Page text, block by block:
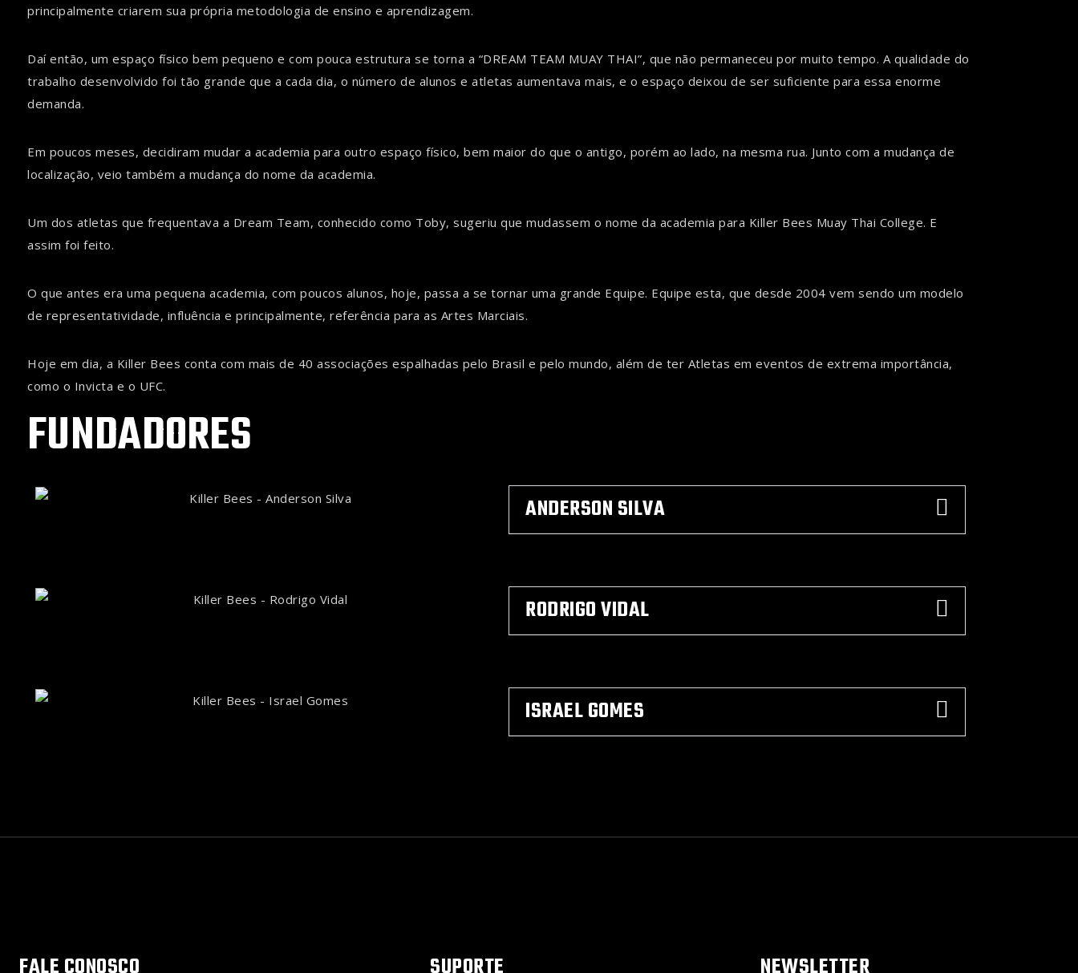
principalmente criarem sua própria metodologia de ensino e aprendizagem.
Daí então, um espaço físico bem pequeno e com pouca estrutura se torna a “DREAM TEAM MUAY THAI”, que não permaneceu por muito tempo. A qualidade do
trabalho desenvolvido foi tão grande que a cada dia, o número de alunos e atletas aumentava mais, e o espaço deixou de ser suficiente para essa enorme
demanda.
Em poucos meses, decidiram mudar a academia para outro espaço físico, bem maior do que o antigo, porém ao lado, na mesma rua. Junto com a mudança de
localização, veio também a mudança do nome da academia.
Um dos atletas que frequentava a Dream Team, conhecido como Toby, sugeriu que mudassem o nome da academia para Killer Bees Muay Thai College. E
assim foi feito.
O que antes era uma pequena academia, com poucos alunos, hoje, passa a se tornar uma grande Equipe. Equipe esta, que desde 2004 vem sendo um modelo
de representatividade, influência e principalmente, referência para as Artes Marciais.
Hoje em dia, a Killer Bees conta com mais de 40 associações espalhadas pelo Brasil e pelo mundo, além de ter Atletas em eventos de extrema importância,
como o Invicta e o UFC.
FUNDADORES
ANDERSON SILVA
RODRIGO VIDAL
ISRAEL GOMES